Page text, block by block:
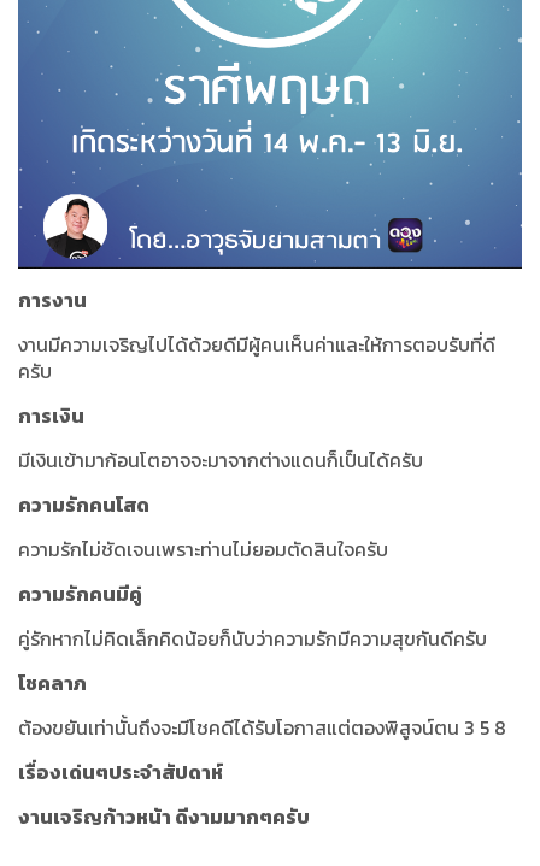
การงาน
งานมีความเจริญไปได้ด้วยดีมีผู้คนเห็นค่าและให้การตอบรับที่ดี
ครับ
การเงิน
มีเงินเข้ามาก้อนโตอาจจะมาจากต่างแดนก็เป็นได้ครับ
ความรักคนโสด
ความรักไม่ชัดเจนเพราะท่านไม่ยอมตัดสินใจครับ
ความรักคนมีคู่
คู่รักหากไม่คิดเล็กคิดน้อยก็นับว่าความรักมีความสุขกันดีครับ
โชคลาภ
ต้องขยันเท่านั้นถึงจะมีโชคดีได้รับโอกาสแต่ตองพิสูจน์ตน 3 5 8
เรื่องเด่นๆประจำสัปดาห์
งานเจริญก้าวหน้า ดีงามมากๆครับ